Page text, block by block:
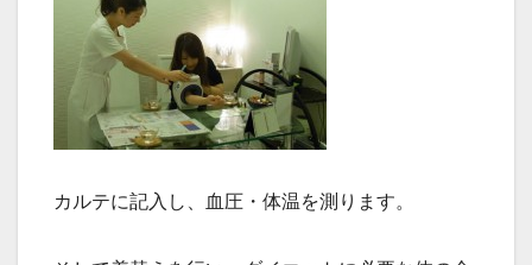
カルテに記入し、血圧・体温を測ります。